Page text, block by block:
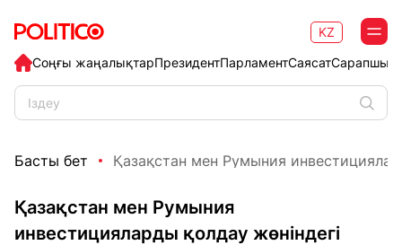
Соңғы жаңалықтарПрезидентПарламентСаясат
KZ
Басты бет Қазақстан мен Румыния
Қазақстан мен Румыния
инвестицияларды қолдау жөніндегі